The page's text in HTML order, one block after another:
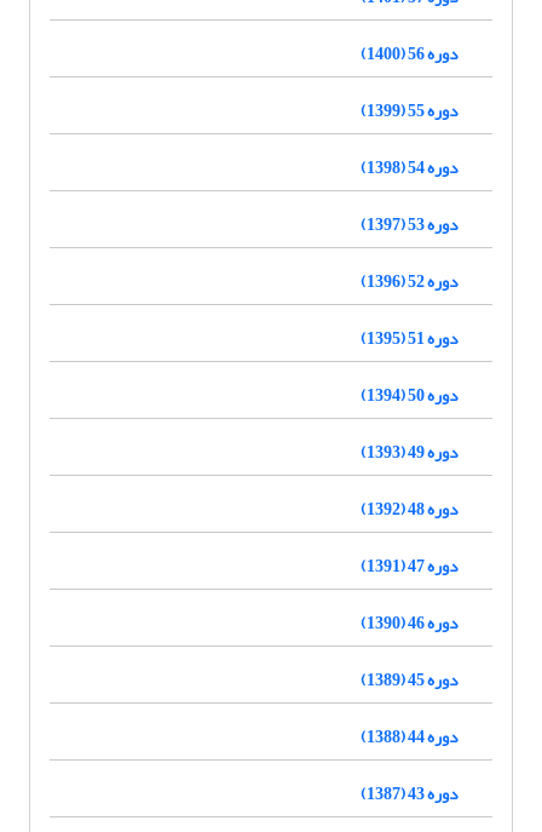
دوره 56 (1400)
دوره 55 (1399)
دوره 54 (1398)
دوره 53 (1397)
دوره 52 (1396)
دوره 51 (1395)
دوره 50 (1394)
دوره 49 (1393)
دوره 48 (1392)
دوره 47 (1391)
دوره 46 (1390)
دوره 45 (1389)
دوره 44 (1388)
دوره 43 (1387)